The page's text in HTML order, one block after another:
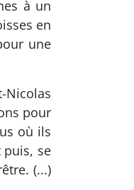
à un
en
une
Nicolas
pour
où ils
puis, se
(...)